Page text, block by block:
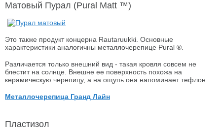
Матовый Пурал (Pural Matt ™)
Это также продукт концерна Rautaruukki. Основные
характеристики аналогичны металлочерепице Pural ®.
Различается только внешний вид - такая кровля совсем не
блестит на солнце. Внешне ее поверхность похожа на
керамическую черепицу, а на ощупь она напоминает тефлон.
Металлочерепица Гранд Лайн
Пластизол